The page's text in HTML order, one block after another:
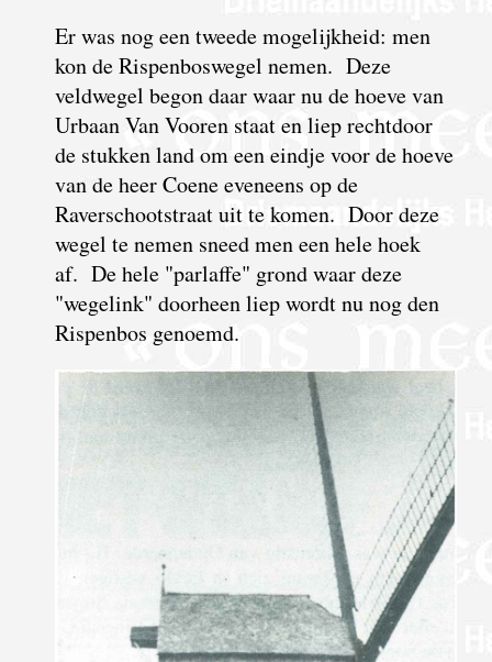
Er was nog een tweede mogelijkheid: men
kon de Rispenboswegel nemen. Deze
veldwegel begon daar waar nu de hoeve van
Urbaan Van Vooren staat en liep rechtdoor
de stukken land om een eindje voor de hoeve
van de heer Coene eveneens op de
Raverschootstraat uit te komen. Door deze
wegel te nemen sneed men een hele hoek
af. De hele "parlaffe" grond waar deze
"wegelink" doorheen liep wordt nu nog den
Rispenbos genoemd.